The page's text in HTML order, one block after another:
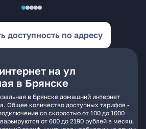
доступность по адресу
на ул
в Брянске
в Брянске домашний интернет
Общее количество доступных тарифов -
со скоростью от 100 до 1000
от 600 до 2190 рублей в месяц.